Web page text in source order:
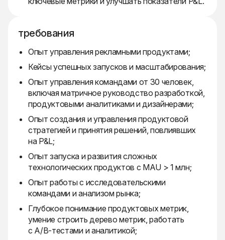
требования
Опыт управления рекламными продуктами;
Кейсы успешных запусков и масштабирования;
Опыт управления командами от 30 человек,
включая матричное руководство разработкой,
продуктовыми аналитиками и дизайнерами;
Опыт создания и управления продуктовой
стратегией и принятия решений, повлиявших
на P&L;
Опыт запуска и развития сложных
технологических продуктов с MAU > 1 млн;
Опыт работы с исследовательскими
командами и анализом рынка;
Глубокое понимание продуктовых метрик,
умение строить дерево метрик, работать
с A/B-тестами и аналитикой;